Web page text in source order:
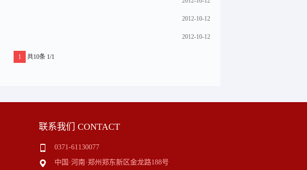
2012-10-12
2012-10-12
1 共10条 1/1
联系我们 CONTACT
0371-61130077
中国·河南·郑州郑东新区金龙路188号